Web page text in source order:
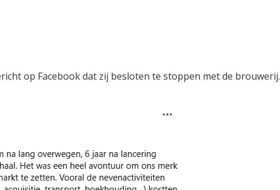
op Facebook dat zij besloten te stoppen met de brouwerij.